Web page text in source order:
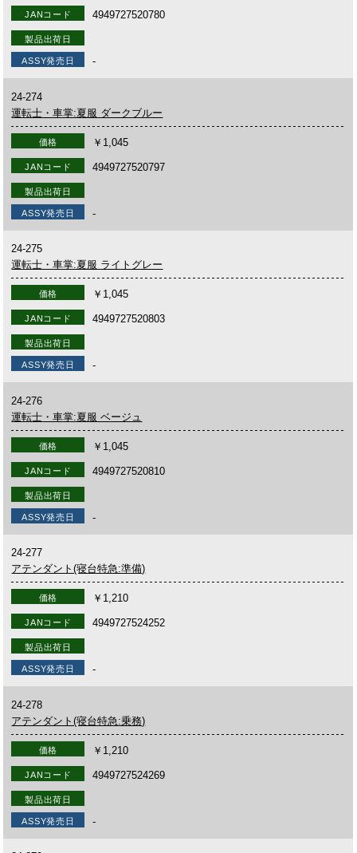
JANコード 4949727520780
製品出荷日
ASSY発売日 -
24-274
運転士・車掌:夏服 ダークブルー
価格 ￥1,045
JANコード 4949727520797
製品出荷日
ASSY発売日 -
24-275
運転士・車掌:夏服 ライトグレー
価格 ￥1,045
JANコード 4949727520803
製品出荷日
ASSY発売日 -
24-276
運転士・車掌:夏服 ベージュ
価格 ￥1,045
JANコード 4949727520810
製品出荷日
ASSY発売日 -
24-277
アテンダント(寝台特急:準備)
価格 ￥1,210
JANコード 4949727524252
製品出荷日
ASSY発売日 -
24-278
アテンダント(寝台特急:乗務)
価格 ￥1,210
JANコード 4949727524269
製品出荷日
ASSY発売日 -